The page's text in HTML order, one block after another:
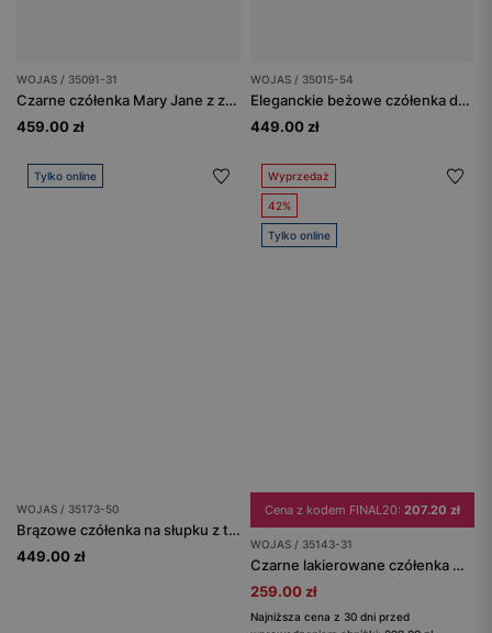
WOJAS / 35091-31
Czarne czółenka Mary Jane z zapięciem na klamerkę
459.00 zł
WOJAS / 35015-54
Eleganckie beżowe czółenka damskie na szpilce
449.00 zł
Tylko online
WOJAS / 35173-50
Brązowe czółenka na słupku z tłoczeniem w skórę węża
449.00 zł
Wyprzedaż
42%
Tylko online
Cena z kodem FINAL20: 207.20 zł
WOJAS / 35143-31
Czarne lakierowane czółenka Mary Jane
259.00 zł
Najniższa cena z 30 dni przed